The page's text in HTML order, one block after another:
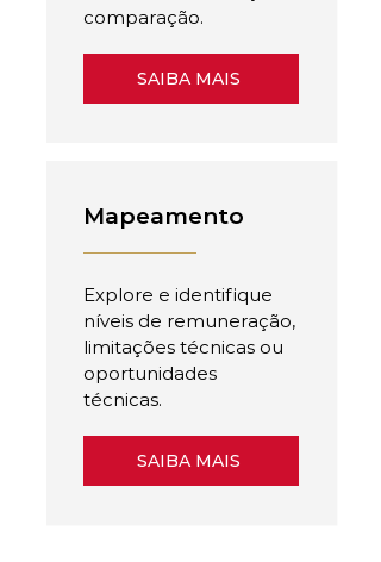
comparação.
SAIBA MAIS
Mapeamento
Explore e identifique
níveis de remuneração,
limitações técnicas ou
oportunidades
técnicas.
SAIBA MAIS